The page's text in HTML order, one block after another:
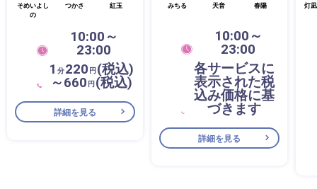
そめいよし
の
つかさ 紅玉
10:00～
23:00
1 分220 円(税込)
～660 円(税込)
詳細を見る
みちる 天音 春陽
10:00～
23:00
各サービスに
表示された税
込み価格に基
づきます
詳細を見る
灯